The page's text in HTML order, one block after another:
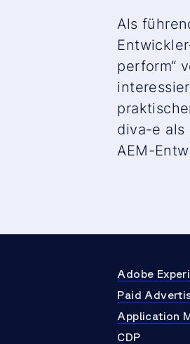
Als
perform“
diva-e als
AEM-
Adobe
Paid
Application
CDP